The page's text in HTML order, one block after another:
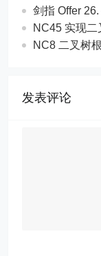
剑指 Offer
NC45 实现
NC8 二叉树
发表评论